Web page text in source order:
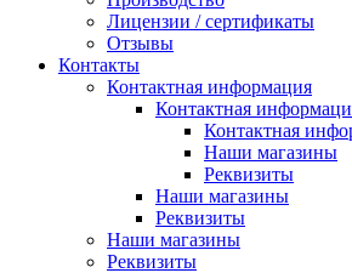
Лицензии / сертификаты
Отзывы
Контакты
Контактная информация
Контактная
Контактная
Наши магазины
Реквизиты
Наши магазины
Реквизиты
Наши магазины
Реквизиты